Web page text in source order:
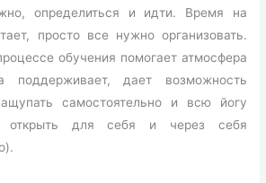
определиться и идти. Время на
просто все нужно организовать.
обучения помогает атмосфера
поддерживает, дает возможность
самостоятельно и всю йогу
открыть для себя и через себя